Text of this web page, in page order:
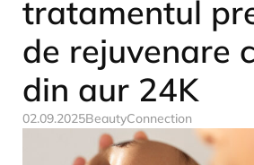
tratamentul
de rejuvenare
din aur 24K
02.09.2025BeautyConnection